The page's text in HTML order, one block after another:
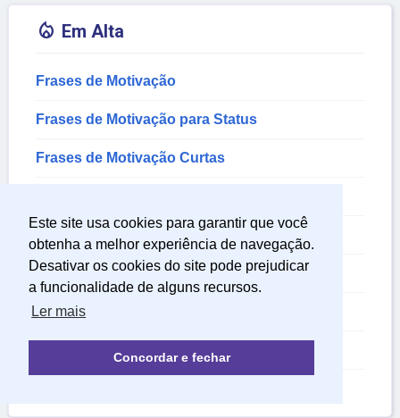
Este site usa cookies para garantir que você
obtenha a melhor experiência de navegação.
Desativar os cookies do site pode prejudicar
a funcionalidade de alguns recursos.
Ler mais
Concordar e fechar
 Em Alta
Frases de Motivação
Frases de Motivação para Status
Frases de Motivação Curtas
Frases de Motivação no Trabalho
Frases de Motivação na Vida
Frases de Motivação Pessoal
Textos de Motivacao